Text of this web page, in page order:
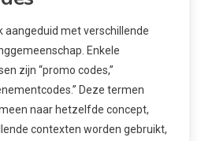
aangeduid met verschillende
Enkele
zijn “promo codes,”
Deze termen
naar hetzelfde concept,
contexten worden gebruikt,